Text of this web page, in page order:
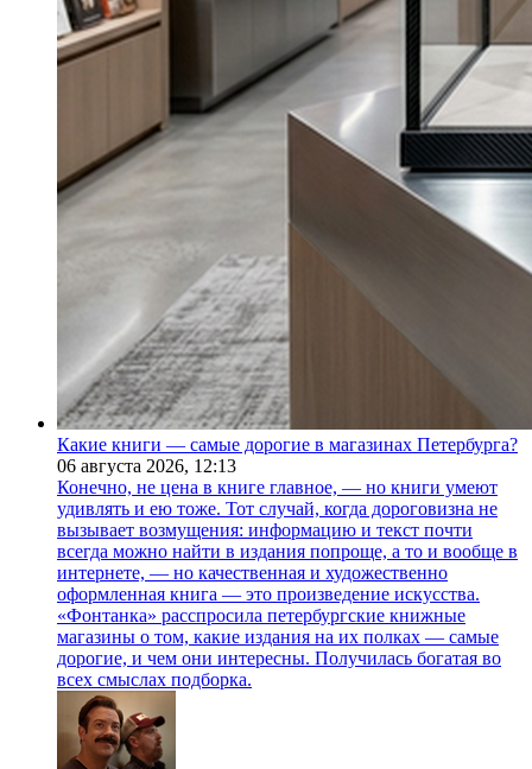
Какие книги — самые дорогие в магазинах Петербурга?
06 августа 2026, 12:13
Конечно, не цена в книге главное, — но книги умеют
удивлять и ею тоже. Тот случай, когда дороговизна не
вызывает возмущения: информацию и текст почти
всегда можно найти в издания попроще, а то и вообще в
интернете, — но качественная и художественно
оформленная книга — это произведение искусства.
«Фонтанка» расспросила петербургские книжные
магазины о том, какие издания на их полках — самые
дорогие, и чем они интересны. Получилась богатая во
всех смыслах подборка.